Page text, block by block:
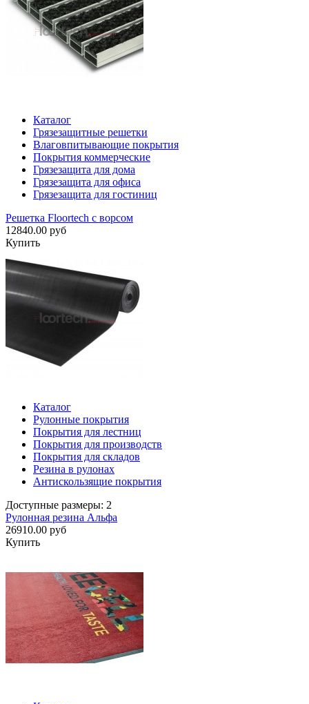
Каталог
Грязезащитные решетки
Влаговпитывающие покрытия
Покрытия коммерческие
Грязезащита для дома
Грязезащита для офиса
Грязезащита для гостиниц
Решетка Floortech с ворсом
12840.00 руб
Купить
Каталог
Рулонные покрытия
Покрытия для лестниц
Покрытия для производств
Покрытия для складов
Резина в рулонах
Антискользящие покрытия
Доступные размеры: 2
Рулонная резина Альфа
26910.00 руб
Купить